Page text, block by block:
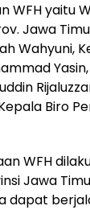
WFH yaitu
Jawa
Wahyuni,
Biro
WFH
Jawa
dapat